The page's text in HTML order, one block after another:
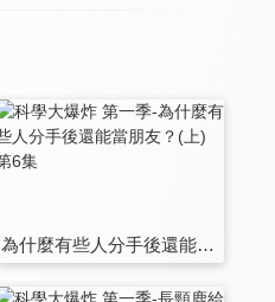
為什麼有些人分手後還能當朋友？(上) 第6集